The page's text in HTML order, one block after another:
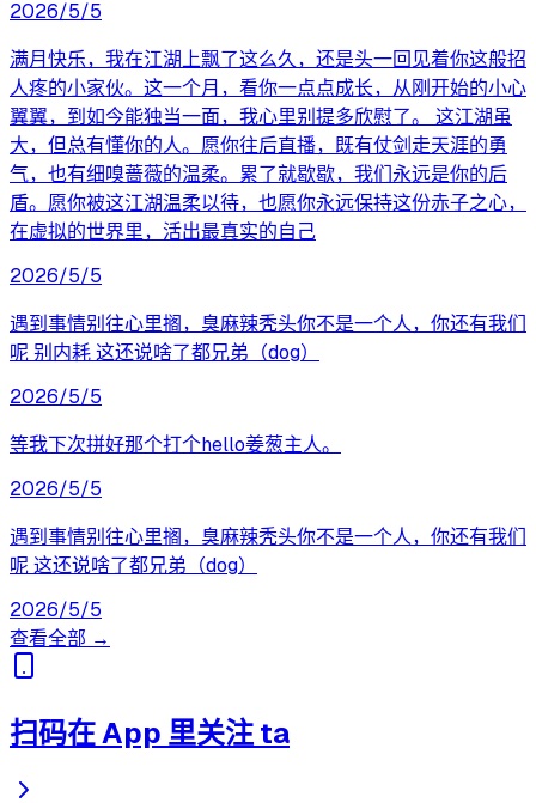
2026/5/5
满月快乐，我在江湖上飘了这么久，还是头一回见着你这般招
人疼的小家伙。这一个月，看你一点点成长，从刚开始的小心
翼翼，到如今能独当一面，我心里别提多欣慰了。 这江湖虽
大，但总有懂你的人。愿你往后直播，既有仗剑走天涯的勇
气，也有细嗅蔷薇的温柔。累了就歇歇，我们永远是你的后
盾。愿你被这江湖温柔以待，也愿你永远保持这份赤子之心，
在虚拟的世界里，活出最真实的自己
2026/5/5
遇到事情别往心里搁，臭麻辣秃头你不是一个人，你还有我们
呢 别内耗 这还说啥了都兄弟（dog）
2026/5/5
等我下次拼好那个打个hello姜葱主人。
2026/5/5
遇到事情别往心里搁，臭麻辣秃头你不是一个人，你还有我们
呢 这还说啥了都兄弟（dog）
2026/5/5
查看全部 →
扫码在 App 里关注 ta